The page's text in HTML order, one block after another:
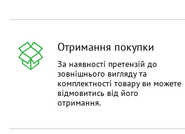
Отримання покупки
За наявності претензій до
зовнішнього вигляду та
комплектності товару ви можете
відмовитись від його
отримання.